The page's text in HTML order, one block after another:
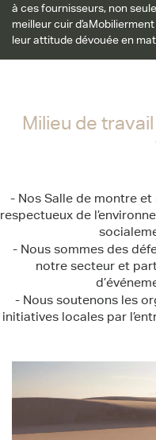
à ces fournisseurs, non
meilleur cuir
leur attitude dévouée en
Milieu de
- Nos Salle de montre
respectueux de
- Nous sommes des
notre secteur et
- Nous soutenons les
initiatives locales par